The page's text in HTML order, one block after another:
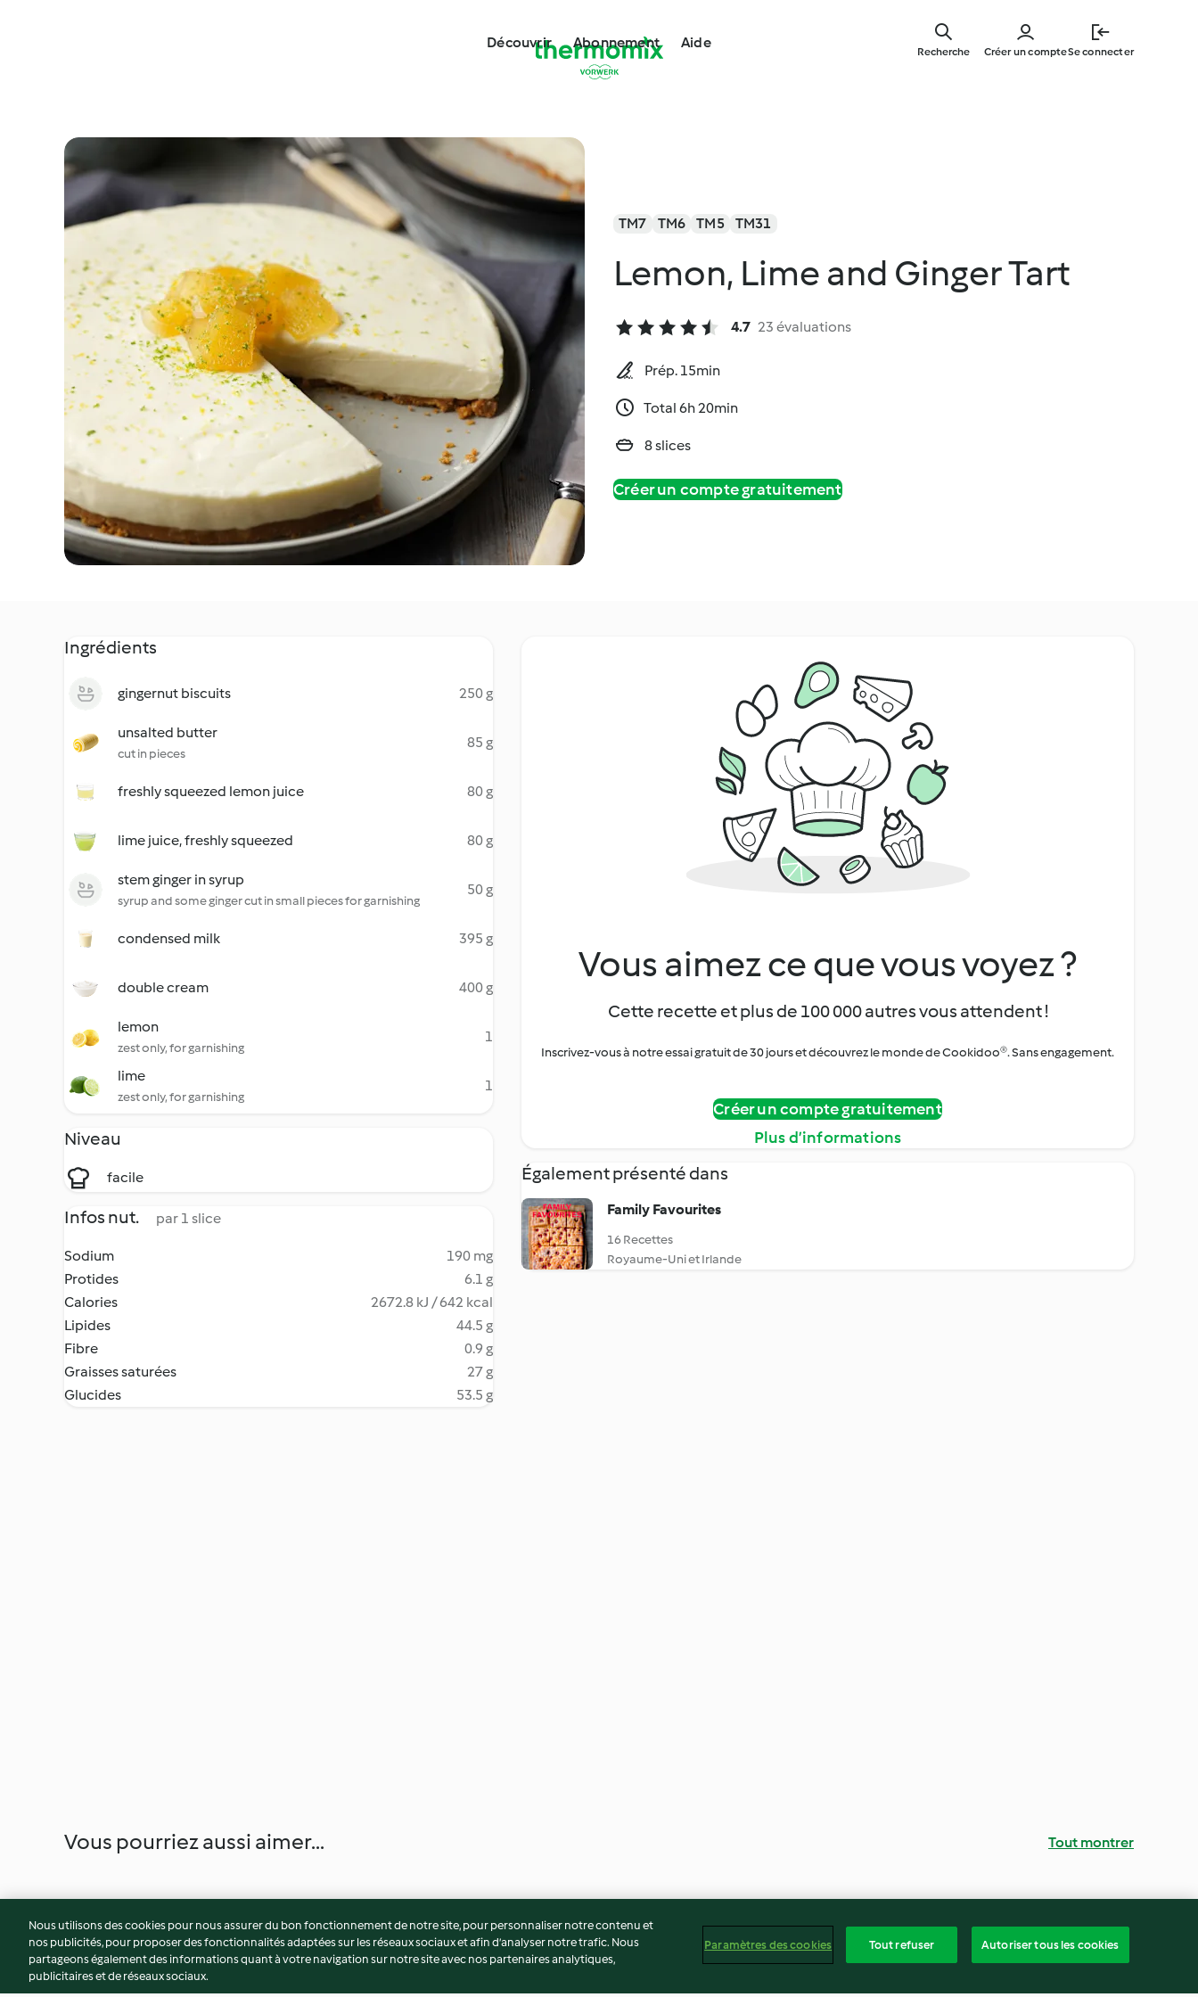
main
Découvrir Abonnement Aide
Créer un compteSe connecter
Recherche
TM7 TM6 TM5 TM31
Lemon, Lime and Ginger Tart
4.7 23 évaluations
Prép. 15min
Total 6h 20min
8 slices
Créer un compte gratuitement
Ingrédients
gingernut biscuits 250 g
unsalted butter
cut in pieces
85 g
freshly squeezed lemon juice 80 g
lime juice, freshly squeezed 80 g
stem ginger in syrup
syrup and some ginger cut in small pieces for garnishing
50 g
condensed milk 395 g
double cream 400 g
lemon
zest only, for garnishing
1
lime
zest only, for garnishing
1
Niveau
facile
Infos nut. par 1 slice
Sodium
190 mg
Protides
6.1 g
Calories
2672.8 kJ / 642 kcal
Lipides
44.5 g
Fibre
0.9 g
Graisses saturées
27 g
Glucides
53.5 g
Vous aimez ce que vous voyez ?
Cette recette et plus de 100 000 autres vous attendent !
Inscrivez-vous à notre essai gratuit de 30 jours et découvrez le monde de Cookidoo®. Sans engagement.
Créer un compte gratuitement
Plus d’informations
Également présenté dans
Family Favourites
16 Recettes
Royaume-Uni et Irlande
Vous pourriez aussi aimer... Tout montrer
Nous utilisons des cookies pour nous assurer du bon fonctionnement de notre site, pour personnaliser notre contenu et
nos publicités, pour proposer des fonctionnalités adaptées sur les réseaux sociaux et afin d’analyser notre trafic. Nous
partageons également des informations quant à votre navigation sur notre site avec nos partenaires analytiques,
publicitaires et de réseaux sociaux.
Paramètres des cookies Tout refuser Autoriser tous les cookies